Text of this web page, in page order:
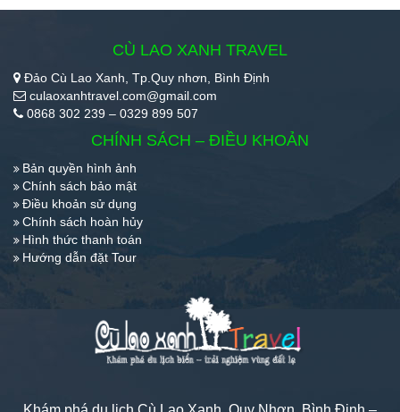
CÙ LAO XANH TRAVEL
Đảo Cù Lao Xanh, Tp.Quy nhơn, Bình Định
culaoxanhtravel.com@gmail.com
0868 302 239 – 0329 899 507
CHÍNH SÁCH – ĐIỀU KHOẢN
Bản quyền hình ảnh
Chính sách bảo mật
Điều khoản sử dụng
Chính sách hoàn hủy
Hình thức thanh toán
Hướng dẫn đặt Tour